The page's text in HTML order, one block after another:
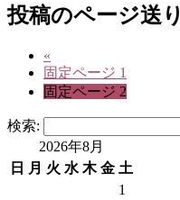
投稿のページ送り
«
固定ページ 1
固定ページ 2
検索:
2026年8月
日
月 火 水 木 金 土
1